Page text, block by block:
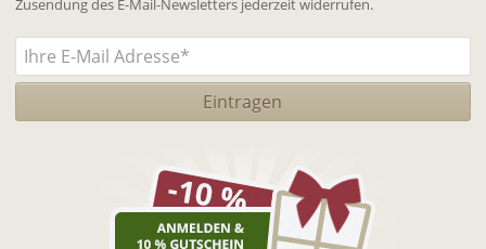
Zusendung des E-Mail-Newsletters jederzeit widerrufen.